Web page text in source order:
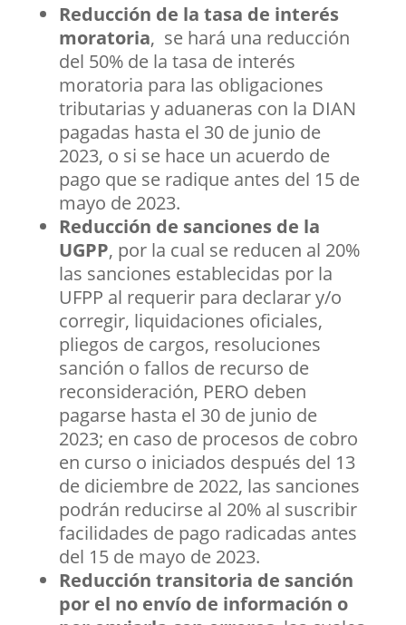
Reducción de la tasa de interés
moratoria, se hará una reducción
del 50% de la tasa de interés
moratoria para las obligaciones
tributarias y aduaneras con la DIAN
pagadas hasta el 30 de junio de
2023, o si se hace un acuerdo de
pago que se radique antes del 15 de
mayo de 2023.
Reducción de sanciones de la
UGPP, por la cual se reducen al 20%
las sanciones establecidas por la
UFPP al requerir para declarar y/o
corregir, liquidaciones oficiales,
pliegos de cargos, resoluciones
sanción o fallos de recurso de
reconsideración, PERO deben
pagarse hasta el 30 de junio de
2023; en caso de procesos de cobro
en curso o iniciados después del 13
de diciembre de 2022, las sanciones
podrán reducirse al 20% al suscribir
facilidades de pago radicadas antes
del 15 de mayo de 2023.
Reducción transitoria de sanción
por el no envío de información o